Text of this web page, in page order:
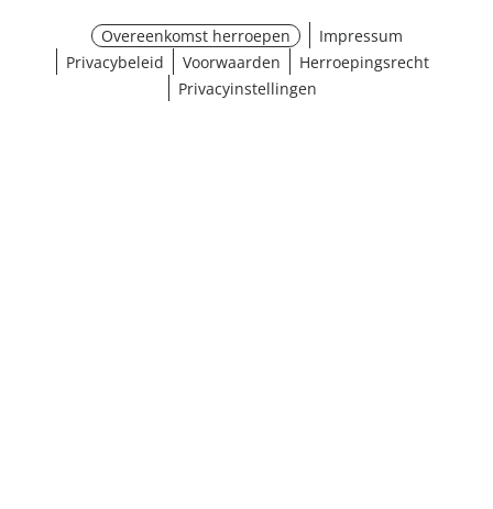
Overeenkomst herroepen
Impressum
Privacybeleid
Voorwaarden
Herroepingsrecht
Privacyinstellingen